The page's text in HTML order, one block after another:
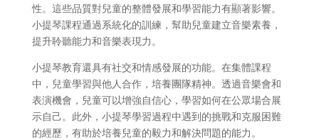
性。這些品質對兒童的整體發展和學習能力有顯著影響。
小提琴課程通過系統化的訓練，幫助兒童建立音樂素養，
提升聆聽能力和音樂表現力。
小提琴教育還具有社交和情感發展的功能。在集體課程
中，兒童學習與他人合作，培養團隊精神。透過音樂會和
表演機會，兒童可以增強自信心，學習如何在公眾場合展
示自己。此外，小提琴學習過程中遇到的挑戰和克服困難
的經歷，有助於培養兒童的毅力和解決問題的能力。